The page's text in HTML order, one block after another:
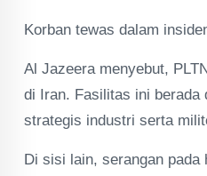
Korban tewas dalam
Al Jazeera menyebut,
di Iran. Fasilitas ini berada
strategis industri serta
Di sisi lain, serangan